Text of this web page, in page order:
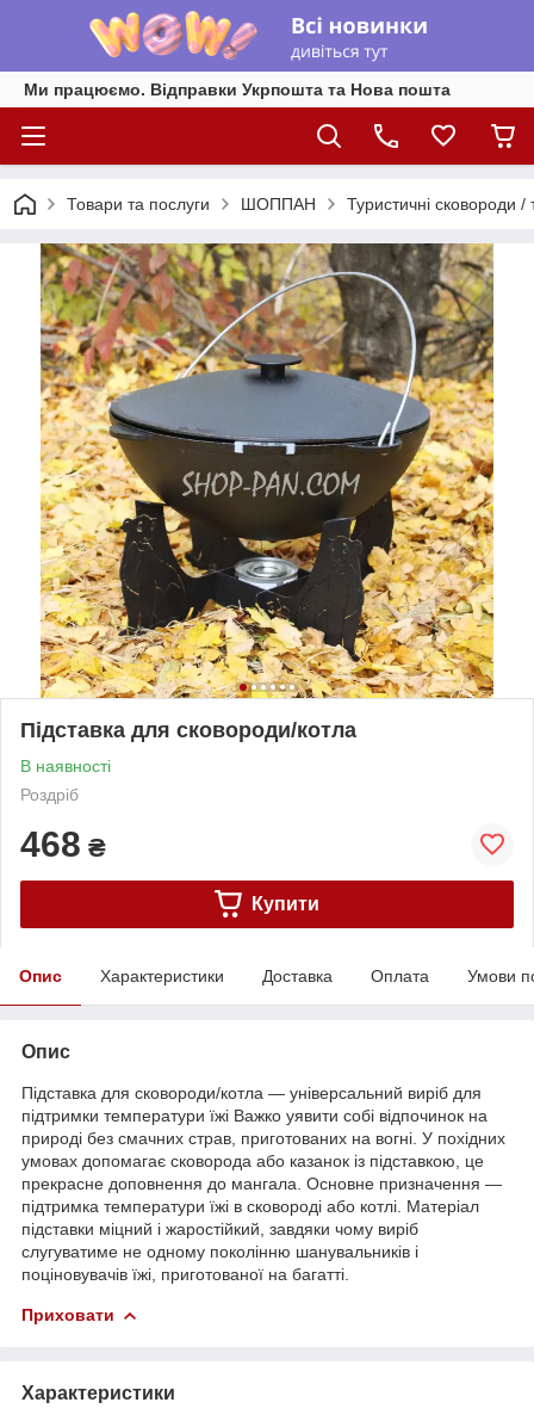
Ми працюємо. Відправки Укрпошта та Нова пошта
Товари та послуги ШОППАН Туристичні сковороди /
Підставка для сковороди/котла
В наявності
Роздріб
468 ₴
Купити
Опис Характеристики Доставка Оплата Умови
Опис
Підставка для сковороди/котла — універсальний виріб для
підтримки температури їжі Важко уявити собі відпочинок на
природі без смачних страв, приготованих на вогні. У похідних
умовах допомагає сковорода або казанок із підставкою, це
прекрасне доповнення до мангала. Основне призначення —
підтримка температури їжі в сковороді або котлі. Матеріал
підставки міцний і жаростійкий, завдяки чому виріб
слугуватиме не одному поколінню шанувальників і
поціновувачів їжі, приготованої на багатті.
Приховати
Характеристики